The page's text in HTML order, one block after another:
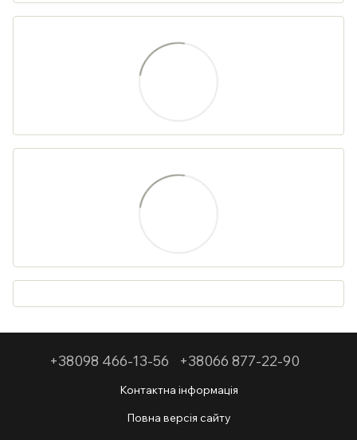
+38098 466-13-56 +38066 877-22-90
Контактна інформація
Повна версія сайту